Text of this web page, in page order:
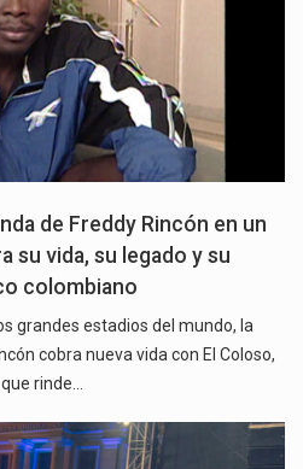
de Freddy Rincón en un
su vida, su legado y su
colombiano
grandes estadios del mundo, la
cobra nueva vida con El Coloso,
rinde…